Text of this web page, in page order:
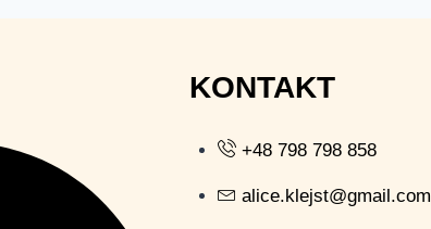
KONTAKT
+48 798 798 858
alice.klejst@gmail.com